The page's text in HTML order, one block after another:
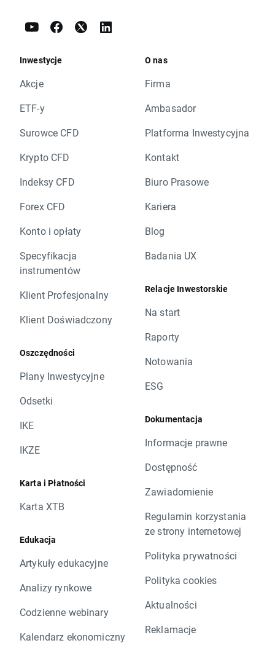
Inwestycje
Akcje
ETF-y
Surowce CFD
Krypto CFD
Indeksy CFD
Forex CFD
Konto i opłaty
Specyfikacja
instrumentów
Klient Profesjonalny
Klient Doświadczony
Oszczędności
Plany Inwestycyjne
Odsetki
IKE
IKZE
Karta i Płatności
Karta XTB
Edukacja
Artykuły edukacyjne
Analizy rynkowe
Codzienne webinary
Kalendarz ekonomiczny
O nas
Firma
Ambasador
Platforma Inwestycyjna
Kontakt
Biuro Prasowe
Kariera
Blog
Badania UX
Relacje Inwestorskie
Na start
Raporty
Notowania
ESG
Dokumentacja
Informacje prawne
Dostępność
Zawiadomienie
Regulamin korzystania
ze strony internetowej
Polityka prywatności
Polityka cookies
Aktualności
Reklamacje